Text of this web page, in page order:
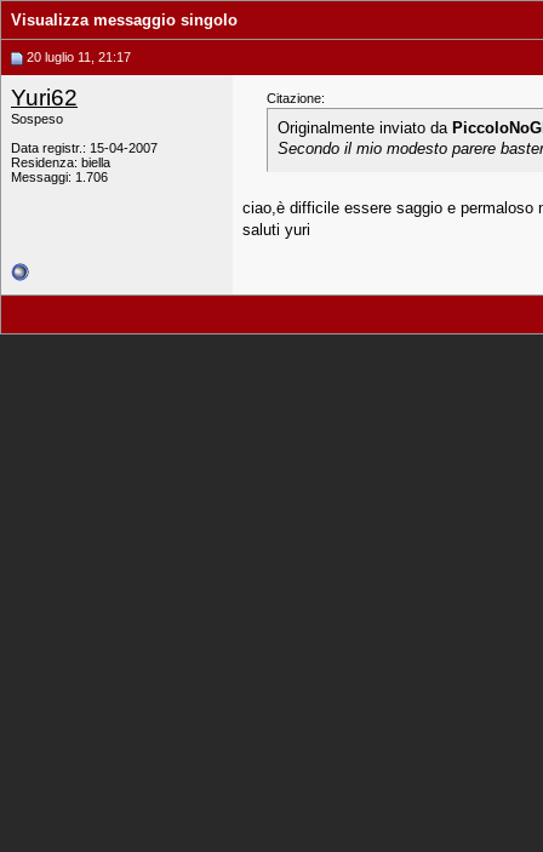
Visualizza messaggio singolo
20 luglio 11, 21:17
Yuri62
Sospeso
Data registr.: 15-04-2007
Residenza: biella
Messaggi: 1.706
Citazione:
Originalmente inviato da
Secondo il mio modesto parere
ciao,è difficile essere saggio e
saluti yuri